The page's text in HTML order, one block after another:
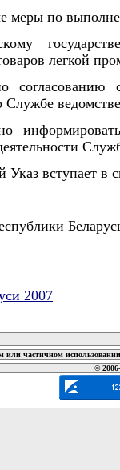
меры по
легкой
согласованию
Указ вступает в
2007
частичном
©